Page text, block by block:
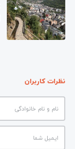
نظرات کاربران